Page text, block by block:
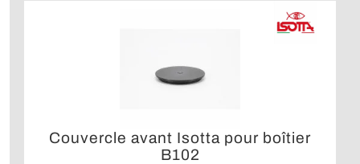
Couvercle avant Isotta pour boîtier
B102